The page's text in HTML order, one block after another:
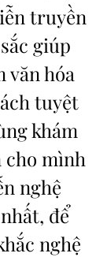
truyền
giúp
văn hóa
tuyệt
khám
cho mình
nghệ
để
nghệ